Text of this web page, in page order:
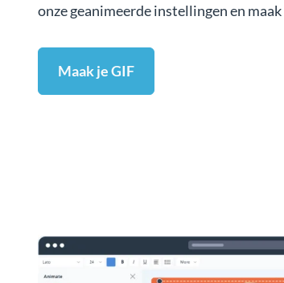
onze geanimeerde instellingen en
Maak je GIF